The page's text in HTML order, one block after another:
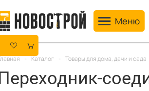
ToggleМеню
- Каталог - Товары для дома, дачи и сада